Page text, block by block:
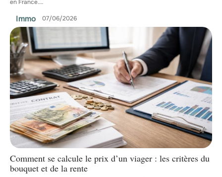
en France.…
Immo 07/06/2026
Comment se calcule le prix d’un viager : les critères du
bouquet et de la rente